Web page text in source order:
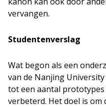
vervangen.
Studentenverslag
Wat begon als een
van de Nanjing
tot een aantal prototypes
verbeterd. Het doel is